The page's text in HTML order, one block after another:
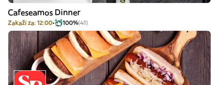
Cafeseamos Dinner
Zakaži za: 12:00 100%(41)